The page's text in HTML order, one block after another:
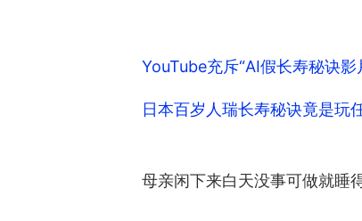
YouTube充斥“AI假长寿秘诀
日本百岁人瑞长寿秘诀竟是
母亲闲下来白天没事可做就睡